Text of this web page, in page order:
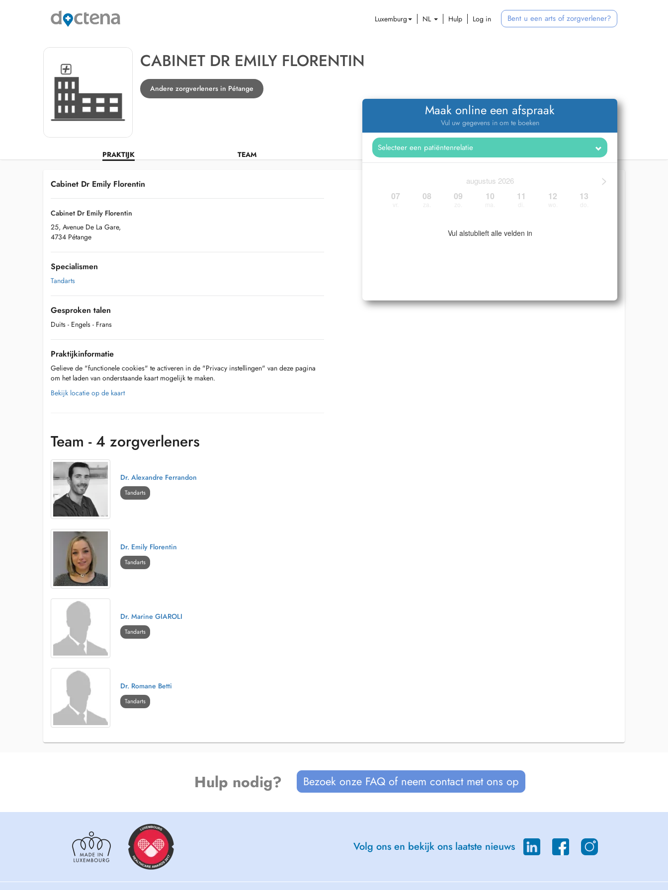
Luxemburg NL Hulp Log in Bent u een arts of zorgverlener?
CABINET DR EMILY FLORENTIN
Andere zorgverleners in Pétange
PRAKTIJK TEAM
Maak online een afspraak
Vul uw gegevens in om te boeken
>
augustus 2026
07 08 09 10 11 12 13
Vul alstublieft alle velden in
Cabinet Dr Emily Florentin
Cabinet Dr Emily Florentin
25, Avenue De La Gare,
4734 Pétange
Specialismen
Tandarts
Gesproken talen
Duits - Engels - Frans
Praktijkinformatie
Gelieve de "functionele cookies" te activeren in de "Privacy instellingen" van deze pagina
om het laden van onderstaande kaart mogelijk te maken.
Bekijk locatie op de kaart
Team - 4 zorgverleners
Dr. Alexandre Ferrandon
Tandarts
Dr. Emily Florentin
Tandarts
Dr. Marine GIAROLI
Tandarts
Dr. Romane Betti
Tandarts
Hulp nodig? Bezoek onze FAQ of neem contact met ons op
Volg ons en bekijk ons laatste nieuws